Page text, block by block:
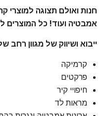
חנות ואולם תצוגה למוצרי
אמבטיה ועוד! כל המוצרים
ייבוא ושיווק של מגוון רחב
קרמיקה
פרקטים
חיפויי קיר
מראות לד